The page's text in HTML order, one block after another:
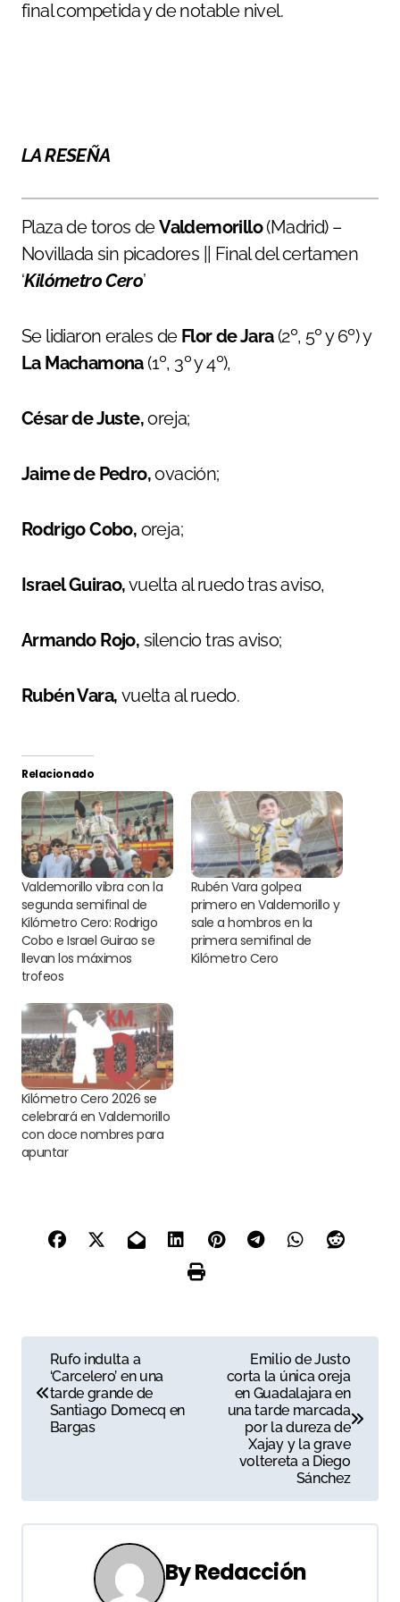
final competida y de notable nivel.
LA RESEÑA
Plaza de toros deValdemorillo(Madrid) –
Novillada sin picadores || Final del certamen
‘Kilómetro Cero’
Se lidiaron erales de Flor de Jara(2º, 5º y 6º) y
La Machamona(1º, 3º y 4º),
César de Juste,oreja;
Jaime de Pedro,ovación;
Rodrigo Cobo, oreja;
Israel Guirao,vuelta al ruedo tras aviso,
Armando Rojo, silencio tras aviso;
Rubén Vara, vuelta al ruedo.
Relacionado
Valdemorillo vibra con la
segunda semifinal de
Kilómetro Cero: Rodrigo
Cobo e Israel Guirao se
llevan los máximos
trofeos
Rubén Vara golpea
primero en Valdemorillo y
sale a hombros en la
primera semifinal de
Kilómetro Cero
Kilómetro Cero 2026 se
celebrará en Valdemorillo
con doce nombres para
apuntar
a
g
a
Rufo indulta a
‘Carcelero’ en una
tarde grande de
Santiago Domecq en
Bargas
Emilio de Justo
corta la única oreja
en Guadalajara en
una tarde marcada
por la dureza de
Xajay y la grave
voltereta a Diego
Sánchez
ByRedacción